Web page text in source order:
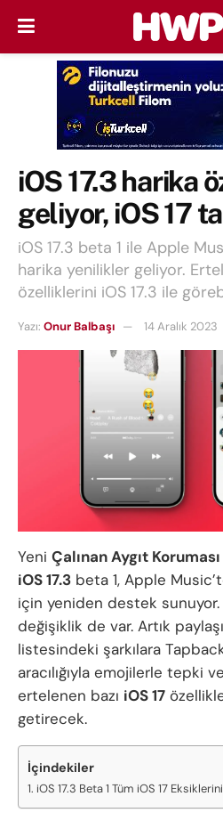
iOS 17.3 harika
geliyor, iOS 17
iOS 17.3 beta 1 ile Apple
harika yenilikler geliyor.
özelliklerini iOS 17.3 ile
Yazı: Onur Balbaşı 14 Aralık 2023
Yeni Çalınan Aygıt Koruması
iOS 17.3 beta 1, Apple
için yeniden destek
değişiklik de var. Artık
listesindeki şarkılara
aracılığıyla emojilerle tepki
ertelenen bazı iOS 17
getirecek.
İçindekiler
iOS 17.3 Beta 1 Tüm iOS 17